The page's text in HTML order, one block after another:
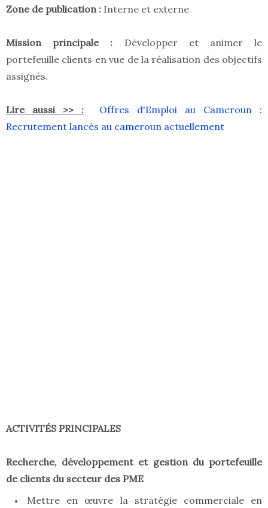
Zone de publication : Interne et externe
Mission principale : Développer et animer le
portefeuille clients en vue de la réalisation des objectifs
assignés.
Lire aussi >> :
Offres d'Emploi au Cameroun :
Recrutement lancés au cameroun actuellement
ACTIVITÉS PRINCIPALES
Recherche, développement et gestion du portefeuille
de clients du secteur des PME
Mettre en œuvre la stratégie commerciale en